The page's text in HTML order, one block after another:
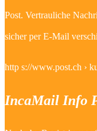
Post. Vertrauliche
sicher per E-Mail
http s://www.post.ch ›
IncaMail Info